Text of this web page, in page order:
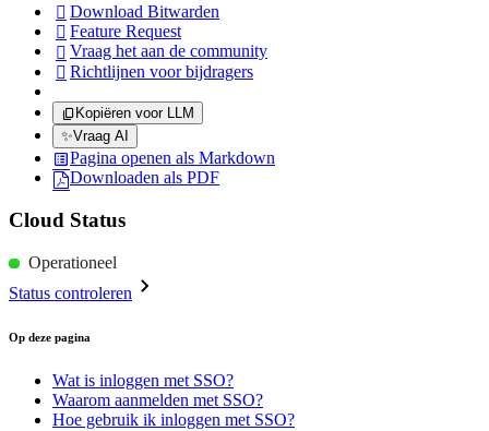
 Download Bitwarden
 Feature Request
 Vraag het aan de community
 Richtlijnen voor bijdragers
Kopiëren voor LLM
✨Vraag AI
Pagina openen als Markdown
Downloaden als PDF
Cloud Status
Operationeel
Status controleren
Op deze pagina
Wat is inloggen met SSO?
Waarom aanmelden met SSO?
Hoe gebruik ik inloggen met SSO?